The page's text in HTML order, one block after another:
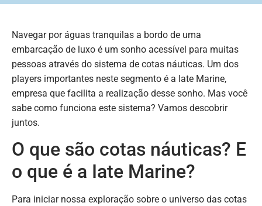
Navegar por águas tranquilas a bordo de uma
embarcação de luxo é um sonho acessível para muitas
pessoas através do sistema de cotas náuticas. Um dos
players importantes neste segmento é a Iate Marine,
empresa que facilita a realização desse sonho. Mas você
sabe como funciona este sistema? Vamos descobrir
juntos.
O que são cotas náuticas? E
o que é a Iate Marine?
Para iniciar nossa exploração sobre o universo das cotas